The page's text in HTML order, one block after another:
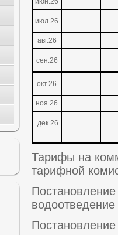
июл.26
авг.26
сен.26
окт.26
ноя.26
дек.26
Тарифы на
тарифной
водоотведение